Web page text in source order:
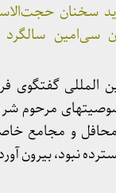
سخنان
سی‌امین
گفتگوی
مرحوم
محافل و مجامع
نبود، بیرون